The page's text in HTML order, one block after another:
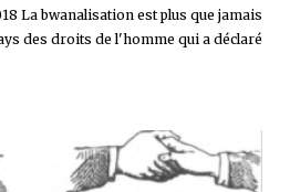
La bwanalisation est plus que jamais
des droits de l'homme qui a déclaré